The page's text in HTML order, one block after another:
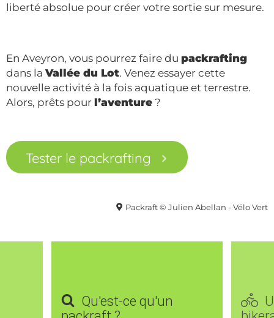
liberté absolue pour créer votre sortie sur mesure.
En Aveyron, vous pourrez faire du packrafting
dans laVallée du Lot. Venez essayer cette
nouvelle activité à la fois aquatique et terrestre.
Alors, prêts pour l’aventure ?
Tester le packrafting
Packraft © Julien Abellan - Vélo Vert
Qu'est-ce qu'un